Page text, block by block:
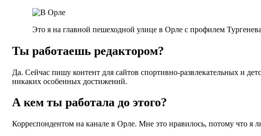
Это я на главной пешеходной улице в Орле с профилем Тургенева
Ты работаешь редактором?
Да. Сейчас пишу контент для сайтов спортивно-развлекательных и
никаких особенных достижений.
А кем ты работала до этого?
Корреспондентом на канале в Орле. Мне это нравилось, потому что я